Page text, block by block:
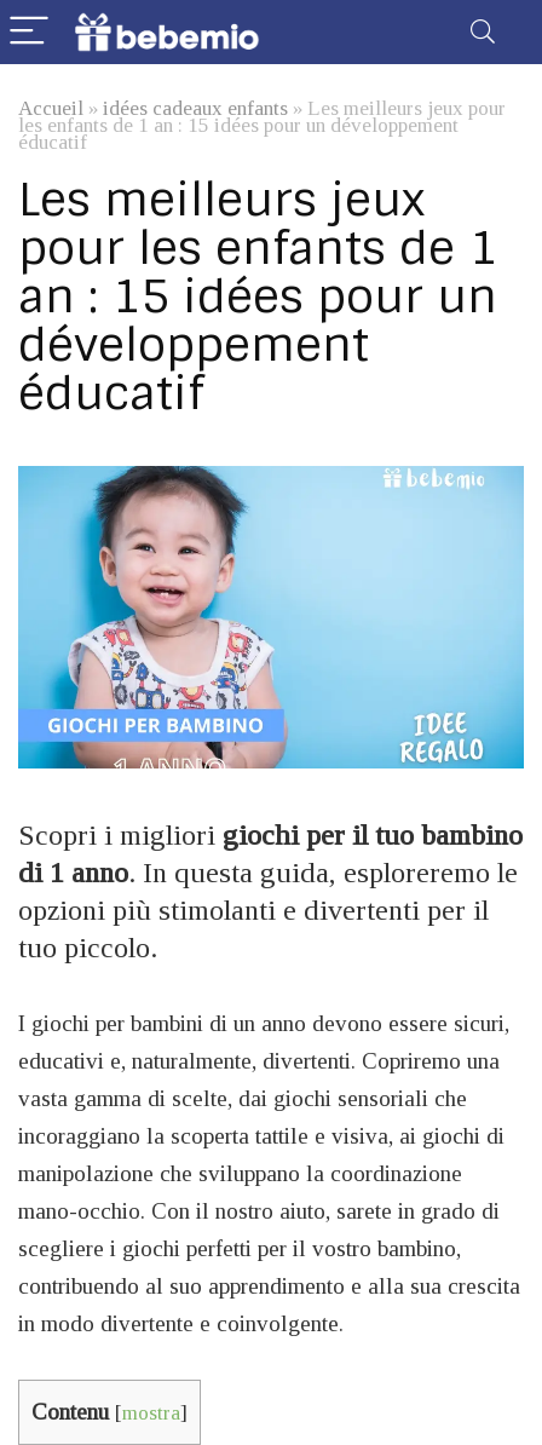
Accueil » idées cadeaux enfants » Les meilleurs jeux pour
les enfants de 1 an : 15 idées pour un développement
éducatif
Les meilleurs jeux
pour les enfants de 1
an : 15 idées pour un
développement
éducatif
Scopri i migliori giochi per il tuo bambino
di 1 anno. In questa guida, esploreremo le
opzioni più stimolanti e divertenti per il
tuo piccolo.
I giochi per bambini di un anno devono essere sicuri,
educativi e, naturalmente, divertenti. Copriremo una
vasta gamma di scelte, dai giochi sensoriali che
incoraggiano la scoperta tattile e visiva, ai giochi di
manipolazione che sviluppano la coordinazione
mano-occhio. Con il nostro aiuto, sarete in grado di
scegliere i giochi perfetti per il vostro bambino,
contribuendo al suo apprendimento e alla sua crescita
in modo divertente e coinvolgente.
Contenu [mostra]